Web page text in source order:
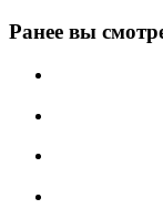
Ранее вы